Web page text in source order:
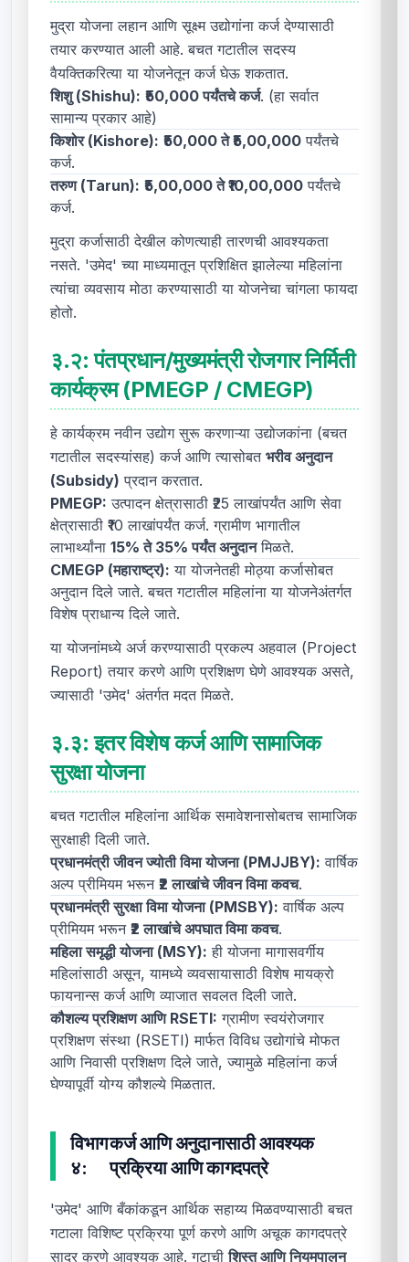
मुद्रा योजना लहान आणि सूक्ष्म उद्योगांना कर्ज देण्यासाठी
तयार करण्यात आली आहे. बचत गटातील सदस्य
वैयक्तिकरित्या या योजनेतून कर्ज घेऊ शकतात.
शिशु (Shishu): ₹50,000 पर्यंतचे कर्ज. (हा सर्वात
सामान्य प्रकार आहे)
किशोर (Kishore): ₹50,000 ते ₹5,00,000 पर्यंतचे
कर्ज.
तरुण (Tarun): ₹5,00,000 ते ₹10,00,000 पर्यंतचे
कर्ज.
मुद्रा कर्जासाठी देखील कोणत्याही तारणची आवश्यकता
नसते. 'उमेद' च्या माध्यमातून प्रशिक्षित झालेल्या महिलांना
त्यांचा व्यवसाय मोठा करण्यासाठी या योजनेचा चांगला फायदा
होतो.
३.२:पंतप्रधान/मुख्यमंत्री रोजगार निर्मिती
कार्यक्रम (PMEGP / CMEGP)
हे कार्यक्रम नवीन उद्योग सुरू करणाऱ्या उद्योजकांना (बचत
गटातील सदस्यांसह) कर्ज आणि त्यासोबत भरीव अनुदान
(Subsidy) प्रदान करतात.
PMEGP: उत्पादन क्षेत्रासाठी ₹25 लाखांपर्यंत आणि सेवा
क्षेत्रासाठी ₹10 लाखांपर्यंत कर्ज. ग्रामीण भागातील
लाभार्थ्यांना 15% ते 35% पर्यंत अनुदानमिळते.
CMEGP (महाराष्ट्र): या योजनेतही मोठ्या कर्जासोबत
अनुदान दिले जाते. बचत गटातील महिलांना या योजनेअंतर्गत
विशेष प्राधान्य दिले जाते.
या योजनांमध्ये अर्ज करण्यासाठी प्रकल्प अहवाल (Project
Report) तयार करणे आणि प्रशिक्षण घेणे आवश्यक असते,
ज्यासाठी 'उमेद' अंतर्गत मदत मिळते.
३.३:इतर विशेष कर्ज आणि सामाजिक
सुरक्षा योजना
बचत गटातील महिलांना आर्थिक समावेशनासोबतच सामाजिक
सुरक्षाही दिली जाते.
प्रधानमंत्री जीवन ज्योती विमा योजना (PMJJBY): वार्षिक
अल्प प्रीमियम भरून ₹2 लाखांचे जीवन विमा कवच.
प्रधानमंत्री सुरक्षा विमा योजना (PMSBY): वार्षिक अल्प
प्रीमियम भरून ₹2 लाखांचे अपघात विमा कवच.
महिला समृद्धी योजना (MSY): ही योजना मागासवर्गीय
महिलांसाठी असून, यामध्ये व्यवसायासाठी विशेष मायक्रो
फायनान्स कर्ज आणि व्याजात सवलत दिली जाते.
कौशल्य प्रशिक्षण आणि RSETI: ग्रामीण स्वयंरोजगार
प्रशिक्षण संस्था (RSETI) मार्फत विविध उद्योगांचे मोफत
आणि निवासी प्रशिक्षण दिले जाते, ज्यामुळे महिलांना कर्ज
घेण्यापूर्वी योग्य कौशल्ये मिळतात.
विभाग
४:
कर्ज आणि अनुदानासाठी आवश्यक
प्रक्रिया आणि कागदपत्रे
'उमेद' आणि बँकांकडून आर्थिक सहाय्य मिळवण्यासाठी बचत
गटाला विशिष्ट प्रक्रिया पूर्ण करणे आणि अचूक कागदपत्रे
सादर करणे आवश्यक आहे. गटाचीशिस्त आणि नियमपालन